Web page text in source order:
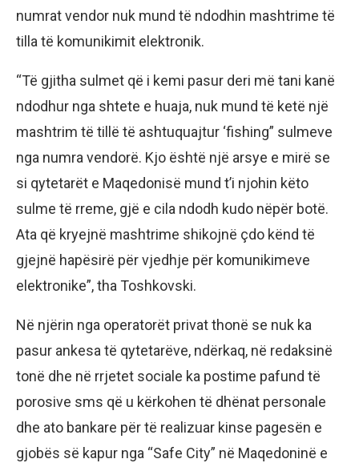
numrat vendor nuk mund të ndodhin mashtrime të
tilla të komunikimit elektronik.
“Të gjitha sulmet që i kemi pasur deri më tani kanë
ndodhur nga shtete e huaja, nuk mund të ketë një
mashtrim të tillë të ashtuquajtur ‘fishing” sulmeve
nga numra vendorë. Kjo është një arsye e mirë se
si qytetarët e Maqedonisë mund t’i njohin këto
sulme të rreme, gjë e cila ndodh kudo nëpër botë.
Ata që kryejnë mashtrime shikojnë çdo kënd të
gjejnë hapësirë për vjedhje për komunikimeve
elektronike”, tha Toshkovski.
Në njërin nga operatorët privat thonë se nuk ka
pasur ankesa të qytetarëve, ndërkaq, në redaksinë
tonë dhe në rrjetet sociale ka postime pafund të
porosive sms që u kërkohen të dhënat personale
dhe ato bankare për të realizuar kinse pagesën e
gjobës së kapur nga “Safe City” në Maqedoninë e